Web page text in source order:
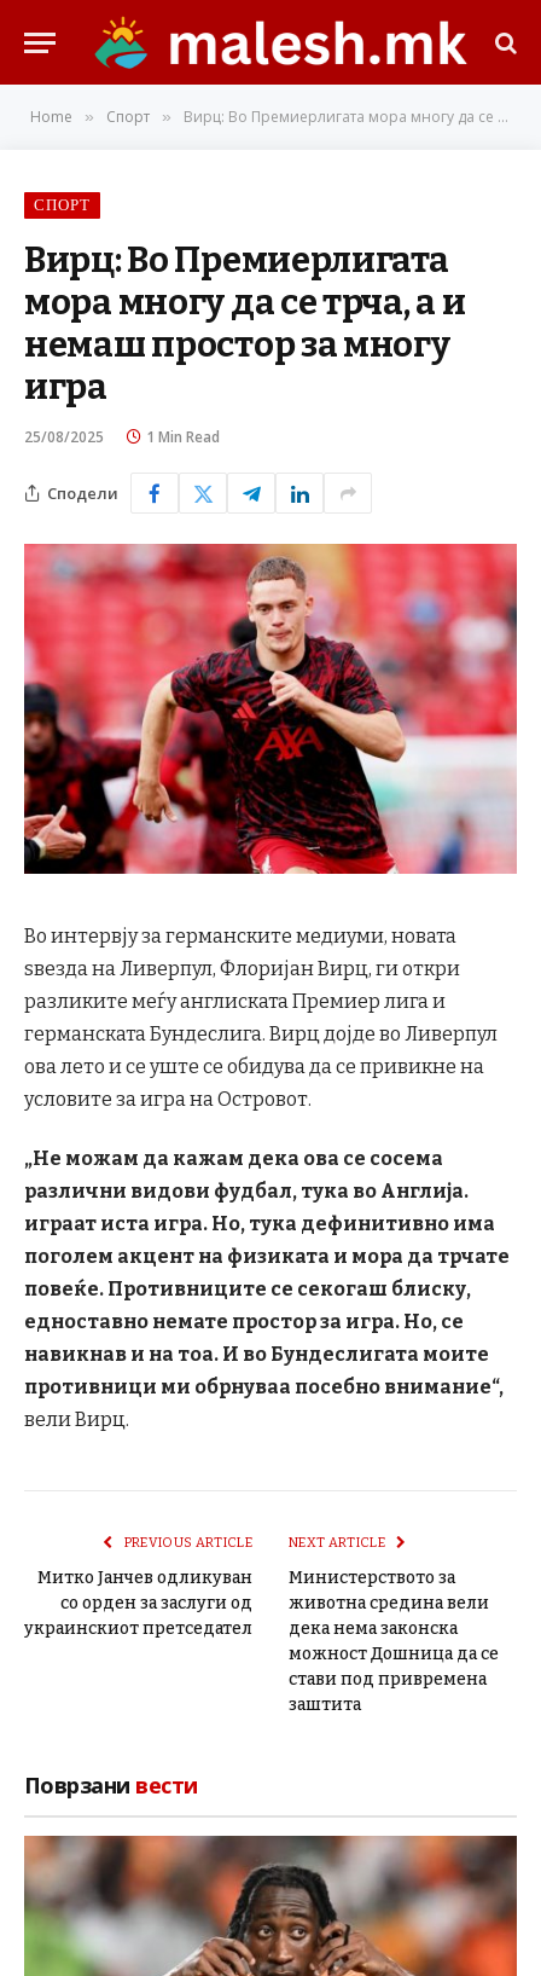
Home » Спорт » Вирц: Во Премиерлигата мора многу да се трча, а и немаш простор за многу игра
СПОРТ
Вирц: Во Премиерлигата
мора многу да се трча, а и
немаш простор за многу
игра
25/08/2025 1 Min Read
Сподели
Во интервју за германските медиуми, новата
ѕвезда на Ливерпул, Флоријан Вирц, ги откри
разликите меѓу англиската Премиер лига и
германската Бундеслига. Вирц дојде во Ливерпул
ова лето и се уште се обидува да се привикне на
условите за игра на Островот.
„Не можам да кажам дека ова се сосема
различни видови фудбал, тука во Англија.
играат иста игра. Но, тука дефинитивно има
поголем акцент на физиката и мора да трчате
повеќе. Противниците се секогаш блиску,
едноставно немате простор за игра. Но, се
навикнав и на тоа. И во Бундеслигата моите
противници ми обрнуваа посебно внимание“,
вели Вирц.
PREVIOUS ARTICLE
Митко Јанчев одликуван
со орден за заслуги од
украинскиот претседател
NEXT ARTICLE
Министерството за
животна средина вели
дека нема законска
можност Дошница да се
стави под привремена
заштита
Поврзани вести